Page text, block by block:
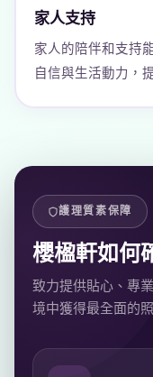
家人支持
家人的陪伴和支持
自信與生活動力，
護理質素保障
櫻楹軒如何
致力提供貼心、專
境中獲得最全面的